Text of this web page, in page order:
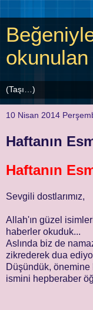
10 Nisan 2014
Haftanın
Haftanın
Sevgili dostlarımız,
Allah'ın güzel
haberler okuduk...
Aslında biz de
zikrederek dua
Düşündük,
ismini hepberaber